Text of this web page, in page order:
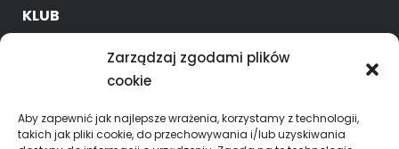
Zarządzaj zgodami plików
cookie
Aby zapewnić jak najlepsze wrażenia, korzystamy z technologii,
takich jak pliki cookie, do przechowywania i/lub uzyskiwania
KLUB
Godziny treningów